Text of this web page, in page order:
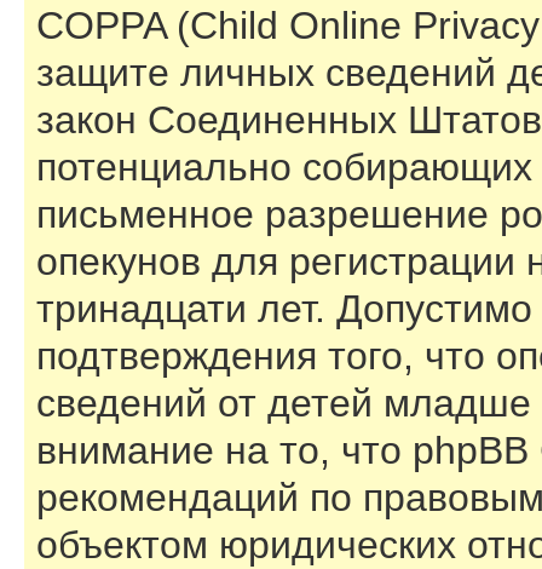
COPPA (Child Online
защите личных сведений
закон Соединенных
потенциально
письменное разрешение
опекунов для
тринадцати лет.
подтверждения того, что
сведений от детей младше
внимание на то, что
рекомендаций по
объектом юридических